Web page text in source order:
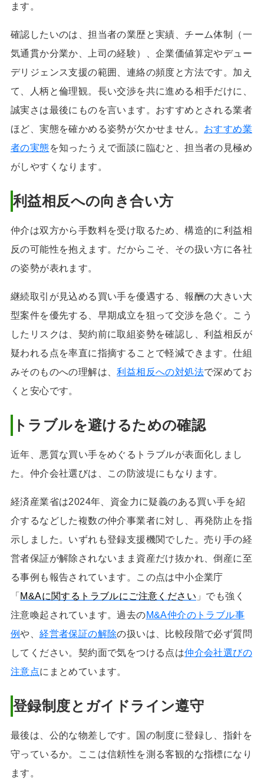
ます。
確認したいのは、担当者の業歴と実績、チーム体制（一
気通貫か分業か、上司の経験）、企業価値算定やデュー
デリジェンス支援の範囲、連絡の頻度と方法です。加え
て、人柄と倫理観。長い交渉を共に進める相手だけに、
誠実さは最後にものを言います。おすすめとされる業者
ほど、実態を確かめる姿勢が欠かせません。 おすすめ業
者の実態を知ったうえで面談に臨むと、担当者の見極め
がしやすくなります。
利益相反への向き合い方
仲介は双方から手数料を受け取るため、構造的に利益相
反の可能性を抱えます。だからこそ、その扱い方に各社
の姿勢が表れます。
継続取引が見込める買い手を優遇する、報酬の大きい大
型案件を優先する、早期成立を狙って交渉を急ぐ。こう
したリスクは、契約前に取組姿勢を確認し、利益相反が
疑われる点を率直に指摘することで軽減できます。仕組
みそのものへの理解は、利益相反への対処法で深めてお
くと安心です。
トラブルを避けるための確認
近年、悪質な買い手をめぐるトラブルが表面化しまし
た。仲介会社選びは、この防波堤にもなります。
経済産業省は2024年、資金力に疑義のある買い手を紹
介するなどした複数の仲介事業者に対し、再発防止を指
示しました。いずれも登録支援機関でした。売り手の経
営者保証が解除されないまま資産だけ抜かれ、倒産に至
る事例も報告されています。この点は中小企業庁
「 M&Aに関するトラブルにご注意ください 」でも強く
注意喚起されています。過去のM&A仲介のトラブル事
例や、経営者保証の解除の扱いは、比較段階で必ず質問
してください。契約面で気をつける点は仲介会社選びの
注意点にまとめています。
登録制度とガイドライン遵守
最後は、公的な物差しです。国の制度に登録し、指針を
守っているか。ここは信頼性を測る客観的な指標になり
ます。